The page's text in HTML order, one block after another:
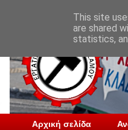
Αρχική σελίδα
This site
are shared
statistics,